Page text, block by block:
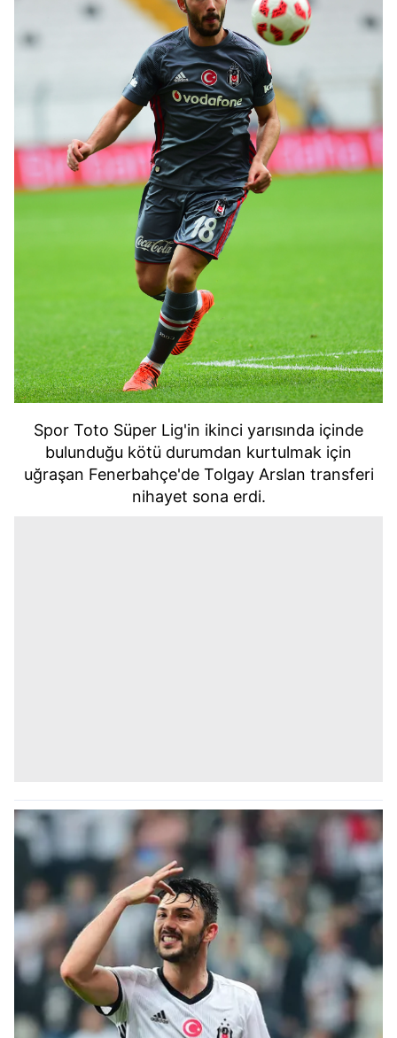
Spor Toto Süper Lig'in ikinci yarısında içinde
bulunduğu kötü durumdan kurtulmak için
uğraşan Fenerbahçe'de Tolgay Arslan transferi
nihayet sona erdi.